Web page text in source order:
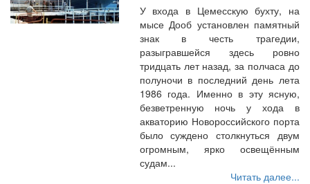
У входа в Цемесскую бухту, на
мысе Дооб установлен памятный
знак в честь трагедии,
разыгравшейся здесь ровно
тридцать лет назад, за полчаса до
полуночи в последний день лета
1986 года. Именно в эту ясную,
безветренную ночь у хода в
акваторию Новороссийского порта
было суждено столкнуться двум
огромным, ярко освещённым
судам...
Читать далее...